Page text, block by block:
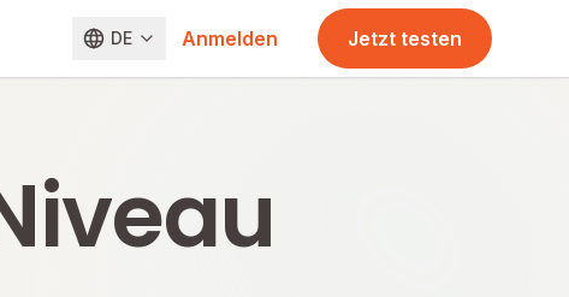
DE Anmelden Jetzt testen